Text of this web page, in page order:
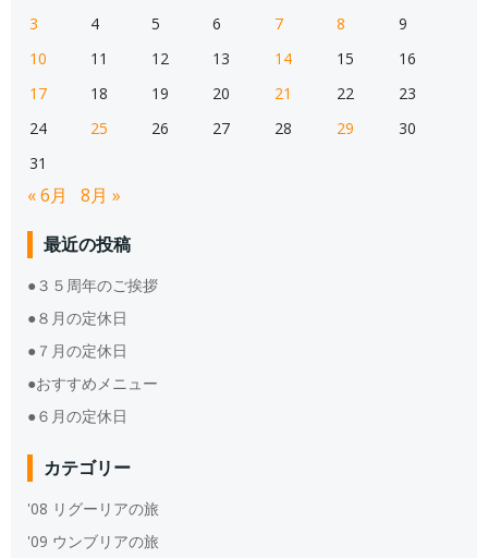
3
4 5 6 7 8
9
10
11 12 13 14 15
16
17
18 19 20 21 22
23
24
25 26 27 28 29
30
31
« 6月 8月 »
最近の投稿
●３５周年のご挨拶
●８月の定休日
●７月の定休日
●おすすめメニュー
●６月の定休日
カテゴリー
'08 リグーリアの旅
'09 ウンブリアの旅